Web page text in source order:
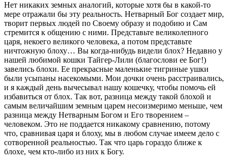
Нет никаких земных аналогий, которые хотя бы в какой-то
мере отражали бы эту реальность. Нетварный Бог создает мир,
творит первых людей по Своему образу и подобию и Сам
стремится к общению с ними. Представьте великолепного
царя, некоего великого человека, а потом представьте
ничтожную блоху… Вы когда-нибудь видели блох? Недавно у
нашей любимой кошки Тайгер-Лили (благослови ее Бог!)
завелись блохи. Ее прекрасные маленькие тигриные ушки
были усыпаны насекомыми. Мои дочки очень расстраивались,
и я каждый день вычесывал нашу кошечку, чтобы помочь ей
избавиться от блох. Так вот, разница между такой блохой и
самым величайшим земным царем несоизмеримо меньше, чем
разница между Нетварным Богом и Его творением –
человеком. Это не поддается никакому сравнению, потому
что, сравнивая царя и блоху, мы в любом случае имеем дело с
сотворенной реальностью. Так что царь гораздо ближе к
блохе, чем кто-либо из них к Богу.